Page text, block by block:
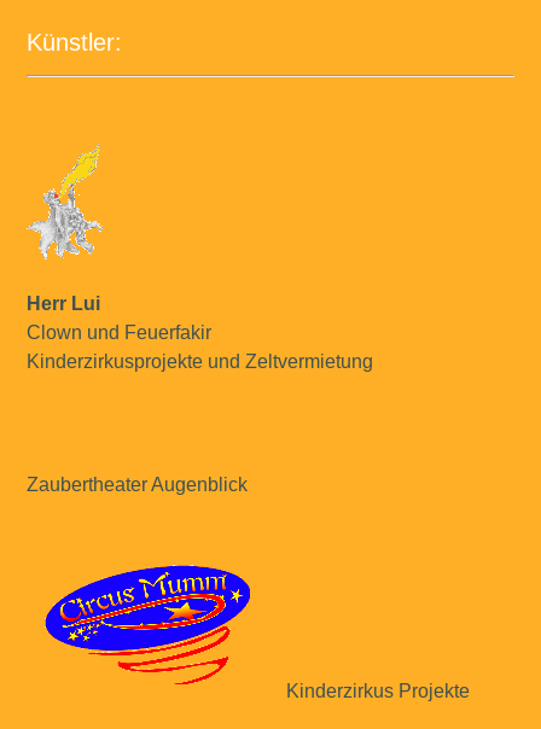
Künstler:
Herr Lui
Clown und Feuerfakir
Kinderzirkusprojekte und Zeltvermietung
Zaubertheater Augenblick
Kinderzirkus Projekte